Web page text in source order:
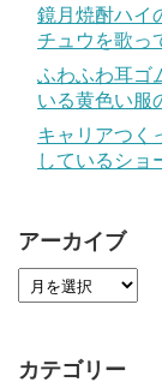
鏡月焼酎ハイ
チュウを歌っ
ふわふわ耳ゴ
いる黄色い服
キャリアつく
しているショ
アーカイブ
カテゴリー